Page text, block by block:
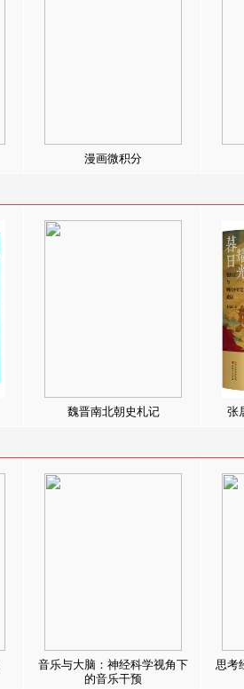
漫画微积分
魏晋南北朝史札记 张
音乐与大脑：神经科学视角下
的音乐干预
思考